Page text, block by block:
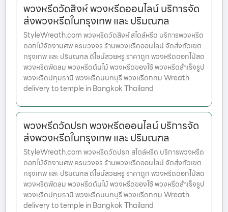
พวงหรีดวัดสิงห์ พวงหรีดออนไลน์ บริการจัด
ส่งพวงหรีดในกรุงเทพ และ ปริมณฑล
StyleWreath.com พวงหรีดวัดสิงห์ สไตล์หรีด บริการพวงหรีด
ดอกไม้จัดงานศพ ครบวงจร ร้านพวงหรีดออนไลน์ จัดส่งทั่วเขต
กรุงเทพ และ ปริมณฑล ดีไซน์สวยหรู ราคาถูก พวงหรีดดอกไม้สด
พวงหรีดพัดลม พวงหรีดต้นไม้ พวงหรีดของใช้ พวงหรีดสำเร็จรูป
พวงหรีดปทุมธานี พวงหรีดนนทบุรี พวงหรีดกทม Wreath
delivery to temple in Bangkok Thailand
พวงหรีดวัดปรก พวงหรีดออนไลน์ บริการจัด
ส่งพวงหรีดในกรุงเทพ และ ปริมณฑล
StyleWreath.com พวงหรีดวัดปรก สไตล์หรีด บริการพวงหรีด
ดอกไม้จัดงานศพ ครบวงจร ร้านพวงหรีดออนไลน์ จัดส่งทั่วเขต
กรุงเทพ และ ปริมณฑล ดีไซน์สวยหรู ราคาถูก พวงหรีดดอกไม้สด
พวงหรีดพัดลม พวงหรีดต้นไม้ พวงหรีดของใช้ พวงหรีดสำเร็จรูป
พวงหรีดปทุมธานี พวงหรีดนนทบุรี พวงหรีดกทม Wreath
delivery to temple in Bangkok Thailand